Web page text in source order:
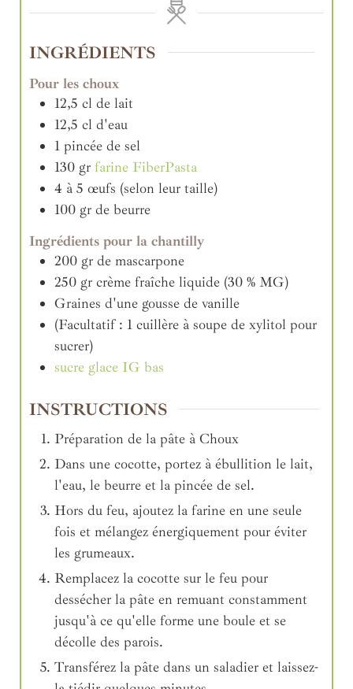
INGRÉDIENTS
Pour les choux
12,5 cl de lait
12,5 cl d'eau
1 pincée de sel
130 gr farine FiberPasta
4 à 5 œufs (selon leur taille)
100 gr de beurre
Ingrédients pour la chantilly
200 gr de mascarpone
250 gr crème fraîche liquide (30 % MG)
Graines d'une gousse de vanille
(Facultatif : 1 cuillère à soupe de xylitol pour
sucrer)
sucre glace IG bas
INSTRUCTIONS
Préparation de la pâte à Choux
Dans une cocotte, portez à ébullition le lait,
l'eau, le beurre et la pincée de sel.
Hors du feu, ajoutez la farine en une seule
fois et mélangez énergiquement pour éviter
les grumeaux.
Remplacez la cocotte sur le feu pour
dessécher la pâte en remuant constamment
jusqu'à ce qu'elle forme une boule et se
décolle des parois.
Transférez la pâte dans un saladier et laissez-